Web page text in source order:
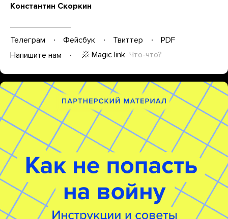
Константин Скоркин
Телеграм Фейсбук Твиттер
PDF
Напишите нам
Magic link Что-что?